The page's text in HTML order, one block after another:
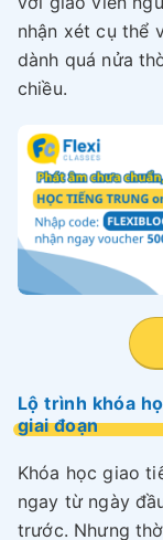
nhận xét cụ thể
dành quá nửa
chiều.
Lộ trình khóa
giai đoạn
Khóa học giao
ngay từ ngày
trước. Nhưng